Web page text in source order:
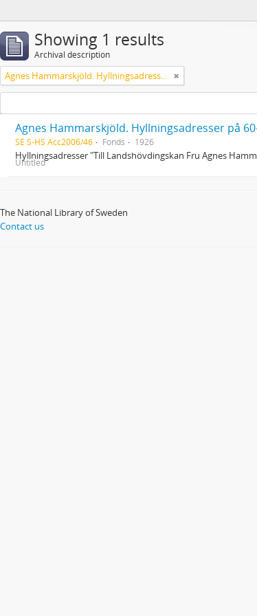
Showing 1 results
Archival description
Agnes Hammarskjöld. Hyllningsadresser på 60-årsdagen
Agnes Hammarskjöld. Hyllningsadresser på
SE S-HS Acc2006/46 Fonds 1926
Hyllningsadresser "Till Landshövdingskan Fru Agnes
Untitled
The National Library of Sweden
Contact us